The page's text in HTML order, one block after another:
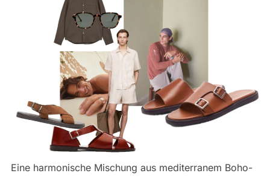
Eine harmonische Mischung aus mediterranem Boho-